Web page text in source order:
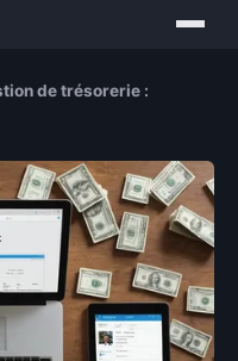
de trésorerie :